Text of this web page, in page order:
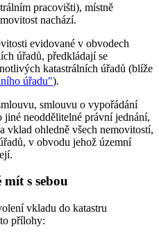
pracovišti), místně
nachází.
evidované v obvodech
úřadů, předkládají se
katastrálních úřadů (blíže
úřadu").
smlouvu o vypořádání
jiné neoddělitelné právní jednání,
vklad ohledně všech nemovitostí,
v obvodu jehož územní
s sebou
vkladu do katastru
přílohy: